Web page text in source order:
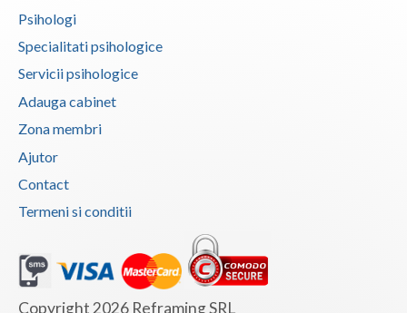
Psihologi
Specialitati psihologice
Servicii psihologice
Adauga cabinet
Zona membri
Ajutor
Contact
Termeni si conditii
Copyright 2026 Reframing SRL